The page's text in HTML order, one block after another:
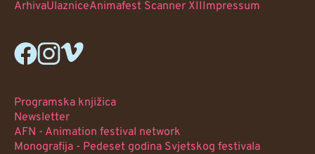
ArhivaUlazniceAnimafest Scanner XIIImpressum
Programska knjižica
Newsletter
AFN - Animation festival network
Monografija - Pedeset godina Svjetskog festivala